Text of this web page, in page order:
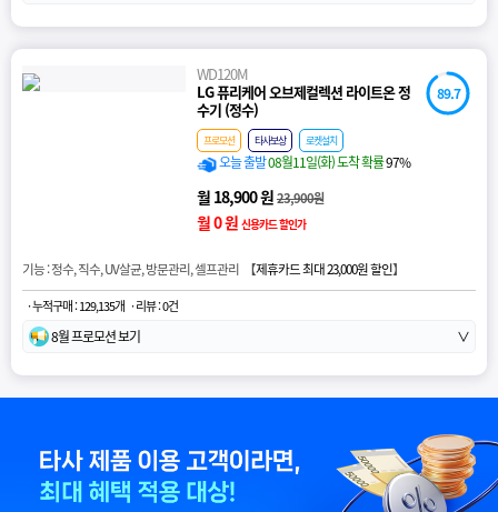
89.7
WD120M
LG 퓨리케어 오브제컬렉션 라이트온 정
수기 (정수)
프로모션 타사보상 로켓설치
오늘 출발08월11일(화) 도착 확률97%
월 18,900 원23,900원
월 0 원 신용카드 할인가
기능 : 정수, 직수, UV살균, 방문관리, 셀프관리 【제휴카드 최대 23,000원 할인】
· 누적구매 : 129,135개 · 리뷰 : 0건
8월 프로모션 보기 ∨